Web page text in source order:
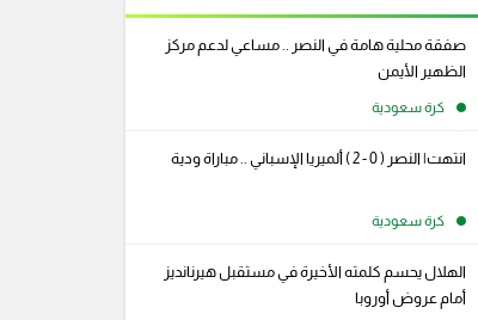
صفقة محلية هامة في النصر .. مساعي لدعم مركز
الظهير الأيمن
كرة سعودية
انتهت| النصر ( 0 - 2 ) ألميريا الإسباني .. مباراة ودية
كرة سعودية
الهلال يحسم كلمته الأخيرة في مستقبل هيرنانديز
أمام عروض أوروبا